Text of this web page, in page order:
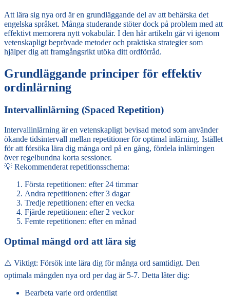
Att lära sig nya ord är en grundläggande del av att behärska det
engelska språket. Många studerande stöter dock på problem med att
effektivt memorera nytt vokabulär. I den här artikeln går vi igenom
vetenskapligt beprövade metoder och praktiska strategier som
hjälper dig att framgångsrikt utöka ditt ordförråd.
Grundläggande principer för effektiv
ordinlärning
Intervallinlärning (Spaced Repetition)
Intervallinlärning är en vetenskapligt bevisad metod som använder
ökande tidsintervall mellan repetitioner för optimal inlärning. Istället
för att försöka lära dig många ord på en gång, fördela inlärningen
över regelbundna korta sessioner.
💡 Rekommenderat repetitionsschema:
Första repetitionen: efter 24 timmar
Andra repetitionen: efter 3 dagar
Tredje repetitionen: efter en vecka
Fjärde repetitionen: efter 2 veckor
Femte repetitionen: efter en månad
Optimal mängd ord att lära sig
⚠️ Viktigt: Försök inte lära dig för många ord samtidigt. Den
optimala mängden nya ord per dag är 5-7. Detta låter dig:
Bearbeta varje ord ordentligt